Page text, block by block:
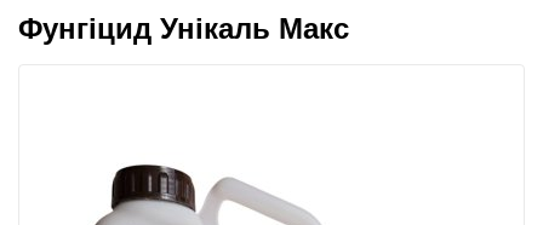
Фунгіцид Унікаль Макс